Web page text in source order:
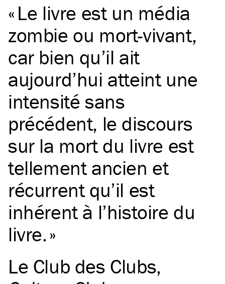
Le livre est un média
zombie ou mort-vivant,
car bien qu’il ait
aujourd’hui atteint une
intensité sans
précédent, le discours
sur la mort du livre est
tellement ancien et
récurrent qu’il est
inhérent à l’histoire du
livre.
Le Club des Clubs,